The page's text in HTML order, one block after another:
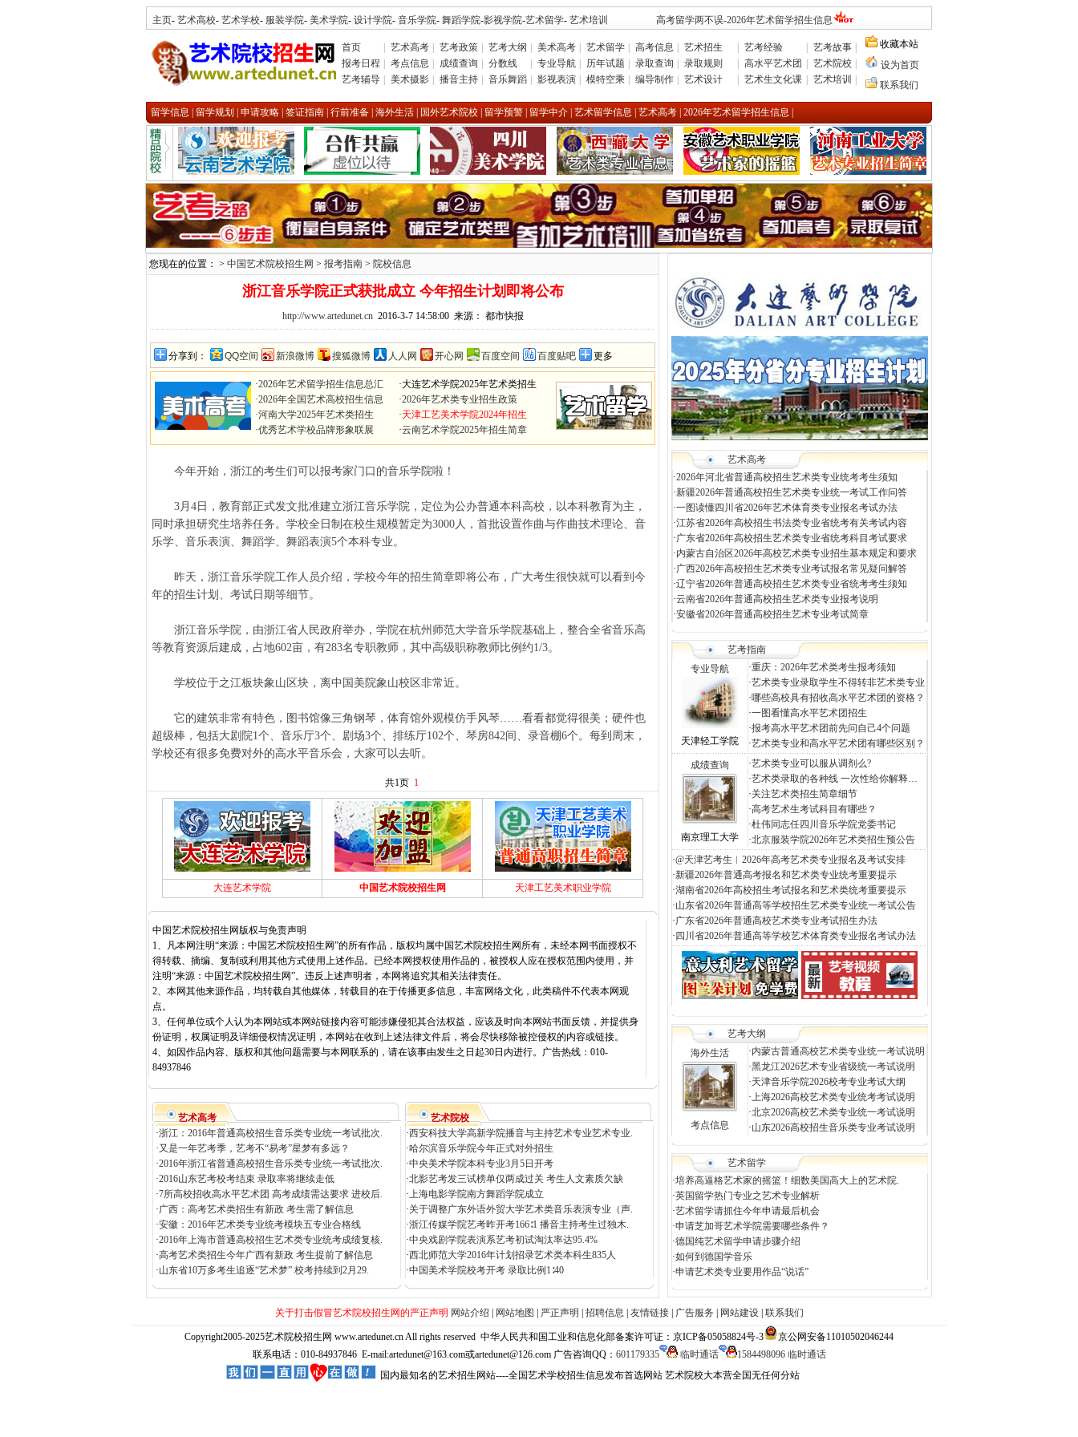
主页- 艺术高校- 艺术学校- 服装学院- 美术学院- 设计学院- 音乐学院- 舞蹈学院-影视学院-艺术留学- 艺术培训 高考留学两不误-2026年艺术留学招生信息
首页 艺术高考 艺考政策 艺考大纲 美术高考 艺术留学 高考信息 艺术招生 艺考经验 艺考故事
报考日程
考点信息 成绩查询 分数线 专业导航 历年试题 录取查询 录取规则 高水平艺术团 艺术院校
艺考辅导
美术摄影 播音主持 音乐舞蹈 影视表演 模特空乘 编导制作 艺术设计 艺术生文化课 艺术培训
收藏本站
设为首页
联系我们
留学信息 留学规划 申请攻略 签证指南 行前准备 海外生活 国外艺术院校 留学预警 留学中介 艺术留学信息 艺术高考 2026年艺术留学招生信息
您现在的位置： > 中国艺术院校招生网 > 报考指南 > 院校信息
浙江音乐学院正式获批成立 今年招生计划即将公布
http://www.artedunet.cn2016-3-7 14:58:00 来源： 都市快报
分享到： QQ空间 新浪微博 搜狐微博 人人网 开心网 百度空间 百度贴吧 更多
·2026年艺术留学招生信息总汇
·2026年全国艺术高校招生信息
·河南大学2025年艺术类招生
·优秀艺术学校品牌形象联展
·大连艺术学院2025年艺术类招生
·2026年艺术类专业招生政策
·天津工艺美术学院2024年招生
·云南艺术学院2025年招生简章
今年开始，浙江的考生们可以报考家门口的音乐学院啦！
3月4日，教育部正式发文批准建立浙江音乐学院，定位为公办普通本科高校，以本科教育为主，
同时承担研究生培养任务。学校全日制在校生规模暂定为3000人，首批设置作曲与作曲技术理论、音
乐学、音乐表演、舞蹈学、舞蹈表演5个本科专业。
昨天，浙江音乐学院工作人员介绍，学校今年的招生简章即将公布，广大考生很快就可以看到今
年的招生计划、考试日期等细节。
浙江音乐学院，由浙江省人民政府举办，学院在杭州师范大学音乐学院基础上，整合全省音乐高
等教育资源后建成，占地602亩，有283名专职教师，其中高级职称教师比例约1/3。
学校位于之江板块象山区块，离中国美院象山校区非常近。
它的建筑非常有特色，图书馆像三角钢琴，体育馆外观模仿手风琴……看看都觉得很美；硬件也
超级棒，包括大剧院1个、音乐厅3个、剧场3个、排练厅102个、琴房842间、录音棚6个。每到周末，
学校还有很多免费对外的高水平音乐会，大家可以去听。
共1页 1
大连艺术学院 中国艺术院校招生网 天津工艺美术职业学院
中国艺术院校招生网版权与免责声明
1、凡本网注明“来源：中国艺术院校招生网”的所有作品，版权均属中国艺术院校招生网所有，未经本网书面授权不
得转载、摘编、复制或利用其他方式使用上述作品。已经本网授权使用作品的，被授权人应在授权范围内使用，并
注明“来源：中国艺术院校招生网”。违反上述声明者，本网将追究其相关法律责任。
2、本网其他来源作品，均转载自其他媒体，转载目的在于传播更多信息，丰富网络文化，此类稿件不代表本网观
点。
3、任何单位或个人认为本网站或本网站链接内容可能涉嫌侵犯其合法权益，应该及时向本网站书面反馈，并提供身
份证明，权属证明及详细侵权情况证明，本网站在收到上述法律文件后，将会尽快移除被控侵权的内容或链接。
4、如因作品内容、版权和其他问题需要与本网联系的，请在该事由发生之日起30日内进行。广告热线：010-
84937846
艺术高考
·浙江：2016年普通高校招生音乐类专业统一考试批次.
·又是一年艺考季，艺考不“易考”星梦有多远？
·2016年浙江省普通高校招生音乐类专业统一考试批次.
·2016山东艺考校考结束 录取率将继续走低
·7所高校招收高水平艺术团 高考成绩需达要求 进校后.
·广西：高考艺术类招生有新政 考生需了解信息
·安徽：2016年艺术类专业统考模块五专业合格线
·2016年上海市普通高校招生艺术类专业统考成绩复核.
·高考艺术类招生今年广西有新政 考生提前了解信息
·山东省10万多考生追逐“艺术梦” 校考持续到2月29.
艺术院校
·西安科技大学高新学院播音与主持艺术专业艺术专业.
·哈尔滨音乐学院今年正式对外招生
·中央美术学院本科专业3月5日开考
·北影艺考发三试榜单仅两成过关 考生人文素质欠缺
·上海电影学院南方舞蹈学院成立
·关于调整广东外语外贸大学艺术类音乐表演专业（声.
·浙江传媒学院艺考昨开考166∶1 播音主持考生过独木.
·中央戏剧学院表演系艺考初试淘汰率达95.4%
·西北师范大学2016年计划招录艺术类本科生835人
·中国美术学院校考开考 录取比例1∶40
艺术高考
·2026年河北省普通高校招生艺术类专业统考考生须知
·新疆2026年普通高校招生艺术类专业统一考试工作问答
·一图读懂四川省2026年艺术体育类专业报名考试办法
·江苏省2026年高校招生书法类专业省统考有关考试内容
·广东省2026年高校招生艺术类专业省统考科目考试要求
·内蒙古自治区2026年高校艺术类专业招生基本规定和要求
·广西2026年高校招生艺术类专业考试报名常见疑问解答
·辽宁省2026年普通高校招生艺术类专业省统考考生须知
·云南省2026年普通高校招生艺术类专业报考说明
·安徽省2026年普通高校招生艺术专业考试简章
艺考指南
专业导航
天津轻工学院
·重庆：2026年艺术类考生报考须知
·艺术类专业录取学生不得转非艺术类专业
·哪些高校具有招收高水平艺术团的资格？
·一图看懂高水平艺术团招生
·报考高水平艺术团前先问自己4个问题
·艺术类专业和高水平艺术团有哪些区别？
成绩查询
南京理工大学
·艺术类专业可以服从调剂么?
·艺术类录取的各种线 一次性给你解释…
·关注艺术类招生简章细节
·高考艺术生考试科目有哪些？
·杜伟同志任四川音乐学院党委书记
·北京服装学院2026年艺术类招生预公告
·@天津艺考生︱2026年高考艺术类专业报名及考试安排
·新疆2026年普通高考报名和艺术类专业统考重要提示
·湖南省2026年高校招生考试报名和艺术类统考重要提示
·山东省2026年普通高等学校招生艺术类专业统一考试公告
·广东省2026年普通高校艺术类专业考试招生办法
· 四川省2026年普通高等学校艺术体育类专业报名考试办法
艺考大纲
海外生活
考点信息
·内蒙古普通高校艺术类专业统一考试说明
·黑龙江2026艺术专业省级统一考试说明
·天津音乐学院2026校考专业考试大纲
·上海2026高校艺术类专业统考考试说明
·北京2026高校艺术类专业统一考试说明
·山东2026高校招生音乐类专业考试说明
艺术留学
·培养高逼格艺术家的摇篮！细数美国高大上的艺术院.
·英国留学热门专业之艺术专业解析
·艺术留学请抓住今年申请最后机会
·申请芝加哥艺术学院需要哪些条件？
·德国纯艺术留学申请步骤介绍
·如何到德国学音乐
·申请艺术类专业要用作品“说话”
关于打击假冒艺术院校招生网的严正声明 网站介绍 网站地图 严正声明 招聘信息 友情链接| 广告服务 网站建设| 联系我们
Copyright2005-2025艺术院校招生网 www.artedunet.cn All rights reserved 中华人民共和国工业和信息化部备案许可证：京ICP备05058824号-3
京公网安备11010502046244
联系电话：010-84937846 E-mail:artedunet@163.com或artedunet@126.com 广告咨询QQ： 601179335 临时通话
1584498096 临时通话
国内最知名的艺术招生网站----全国艺术学校招生信息发布首选网站 艺术院校大本营全国无任何分站